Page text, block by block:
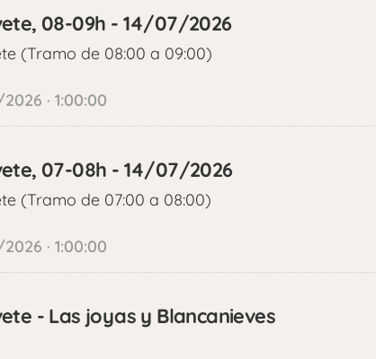
08-09h - 14/07/2026
(Tramo de 08:00 a 09:00)
· 1:00:00
07-08h - 14/07/2026
(Tramo de 07:00 a 08:00)
· 1:00:00
- Las joyas y Blancanieves